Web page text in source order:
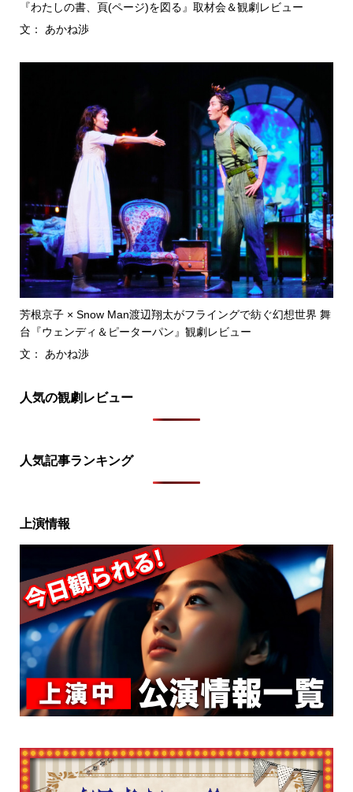
『わたしの書、頁(ページ)を図る』取材会＆観劇レビュー
文： あかね渉
芳根京子 × Snow Man渡辺翔太がフライングで紡ぐ幻想世界 舞
台『ウェンディ＆ピーターパン』観劇レビュー
文： あかね渉
人気の観劇レビュー
人気記事ランキング
上演情報